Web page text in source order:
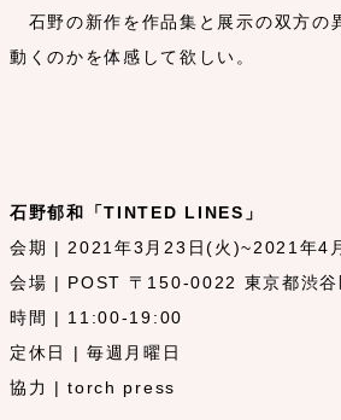
石野の新作を作品集と展示の双方の
動くのかを体感して欲しい。
石野郁和「TINTED LINES」
会期 | 2021年3月23日(火)~2021年4
会場 | POST 〒150-0022 東京都渋
時間 | 11:00-19:00
定休日 | 毎週月曜日
協力 | torch press